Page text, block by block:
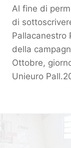
Al fine di
di
Pallacanestro
della
Ottobre,
Unieuro